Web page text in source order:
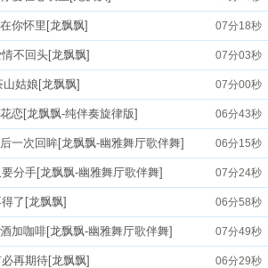
你怀里[龙飘飘] 07分18秒
不回头[龙飘飘] 07分03秒
姑娘[龙飘飘] 07分00秒
恋[龙飘飘-纯伴奏旋律版] 06分43秒
一次回眸[龙飘飘-幽雅舞厅歌伴舞] 06分15秒
分手[龙飘飘-幽雅舞厅歌伴舞] 07分24秒
了[龙飘飘] 06分58秒
加咖啡[龙飘飘-幽雅舞厅歌伴舞] 07分49秒
再期待[龙飘飘] 06分29秒